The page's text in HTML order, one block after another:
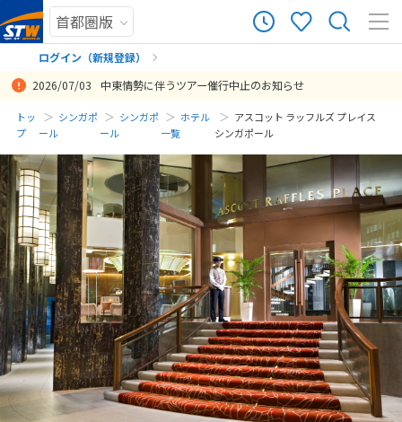
ログイン（新規登録）
まだ履歴がありません
まだ登録がありません
2026/07/03 中東情勢に伴うツアー催行中止のお知らせ
トッ
プ
シンガポ
ール
シンガポ
ール
ホテル
一覧
アスコット ラッフルズ プレイス
シンガポール